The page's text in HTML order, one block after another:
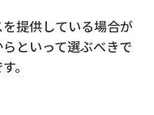
提供している場合が
といって選ぶべきで
。